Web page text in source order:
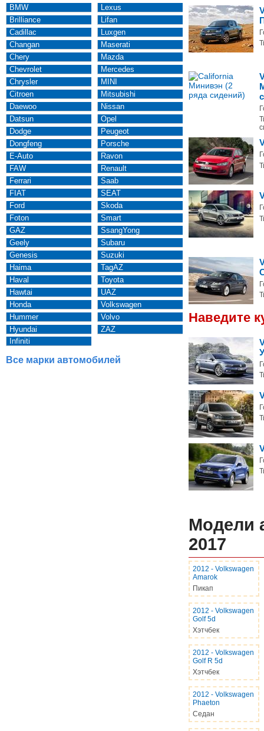
BMW
Brilliance
Cadillac
Changan
Chery
Chevrolet
Chrysler
Citroen
Daewoo
Datsun
Dodge
Dongfeng
E-Auto
FAW
Ferrari
FIAT
Ford
Foton
GAZ
Geely
Genesis
Haima
Haval
Hawtai
Honda
Hummer
Hyundai
Infiniti
Lexus
Lifan
Luxgen
Maserati
Mazda
Mercedes
MINI
Mitsubishi
Nissan
Opel
Peugeot
Porsche
Ravon
Renault
Saab
SEAT
Skoda
Smart
SsangYong
Subaru
Suzuki
TagAZ
Toyota
UAZ
Volkswagen
Volvo
ZAZ
Все марки автомобилей
Наведите
Модели
2017
2012 - Volkswagen
Amarok
Пикап
2012 - Volkswagen
Golf 5d
Хэтчбек
2012 - Volkswagen
Golf R 5d
Хэтчбек
2012 - Volkswagen
Phaeton
Седан